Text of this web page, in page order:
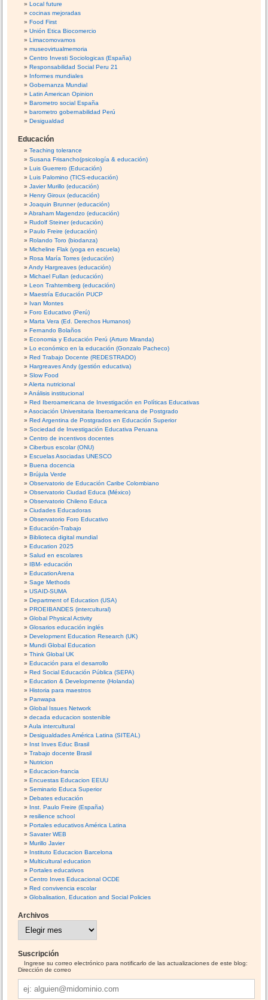
Local future
cocinas mejoradas
Food First
Unión Etica Biocomercio
Limacomovamos
museovirtualmemoria
Centro Investi Sociologicas (España)
Responsabilidad Social Peru 21
Informes mundiales
Gobernanza Mundial
Latin American Opinion
Barometro social España
barometro gobernabilidad Perú
Desigualdad
Educación
Teaching tolerance
Susana Frisancho(psicología & educación)
Luis Guerrero (Educación)
Luis Palomino (TICS-educación)
Javier Murillo (educación)
Henry Giroux (educación)
Joaquin Brunner (educación)
Abraham Magendzo (educación)
Rudolf Steiner (educación)
Paulo Freire (educación)
Rolando Toro (biodanza)
Micheline Flak (yoga en escuela)
Rosa María Torres (educación)
Andy Hargreaves (educación)
Michael Fullan (educación)
Leon Trahtemberg (educación)
Maestría Educación PUCP
Ivan Montes
Foro Educativo (Perú)
Marta Vera (Ed. Derechos Humanos)
Fernando Bolaños
Economia y Educación Perú (Arturo Miranda)
Lo económico en la educación (Gonzalo Pacheco)
Red Trabajo Docente (REDESTRADO)
Hargreaves Andy (gestión educativa)
Slow Food
Alerta nutricional
Análisis institucional
Red Iberoamericana de Investigación en Políticas Educativas
Asociación Universitaria Iberoamericana de Postgrado
Red Argentina de Postgrados en Educación Superior
Sociedad de Investigación Educativa Peruana
Centro de incentivos docentes
Ciberbus escolar (ONU)
Escuelas Asociadas UNESCO
Buena docencia
Brújula Verde
Observatorio de Educación Caribe Colombiano
Observatorio Ciudad Educa (México)
Observatorio Chileno Educa
Ciudades Educadoras
Observatorio Foro Educativo
Educación-Trabajo
Biblioteca digital mundial
Education 2025
Salud en escolares
IBM- educación
EducationArena
Sage Methods
USAID-SUMA
Department of Education (USA)
PROEIBANDES (intercultural)
Global Physical Activity
Glosarios educación inglés
Development Education Research (UK)
Mundi Global Education
Think Global UK
Educación para el desarrollo
Red Social Educación Pública (SEPA)
Education & Developmente (Holanda)
Historia para maestros
Panwapa
Global Issues Network
decada educacion sostenible
Aula intercultural
Desigualdades América Latina (SITEAL)
Inst Inves Educ Brasil
Trabajo docente Brasil
Nutricion
Educacion-francia
Encuestas Educacion EEUU
Seminario Educa Superior
Debates educación
Inst. Paulo Freire (España)
resilience school
Portales educativos América Latina
Savater WEB
Murillo Javier
Instituto Educacion Barcelona
Multicultural education
Portales educativos
Centro Inves Educacional OCDE
Red convivencia escolar
Globalisation, Education and Social Policies
Archivos
h
v
Suscripción
Ingrese su correo electrónico para notificarlo de las actualizaciones de este blog:
Dirección de correo
Dirección
de
correo